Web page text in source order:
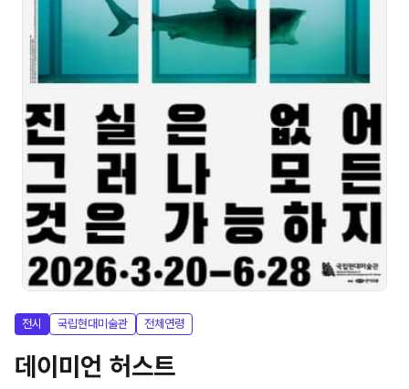
전시 국립현대미술관 전체연령
데이미언 허스트